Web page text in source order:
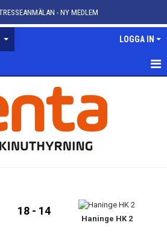
- NY MEDLEM
LOGGA IN
18 - 14
Haninge HK 2